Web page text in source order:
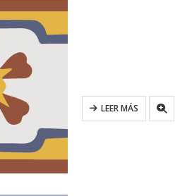
LEER MÁS